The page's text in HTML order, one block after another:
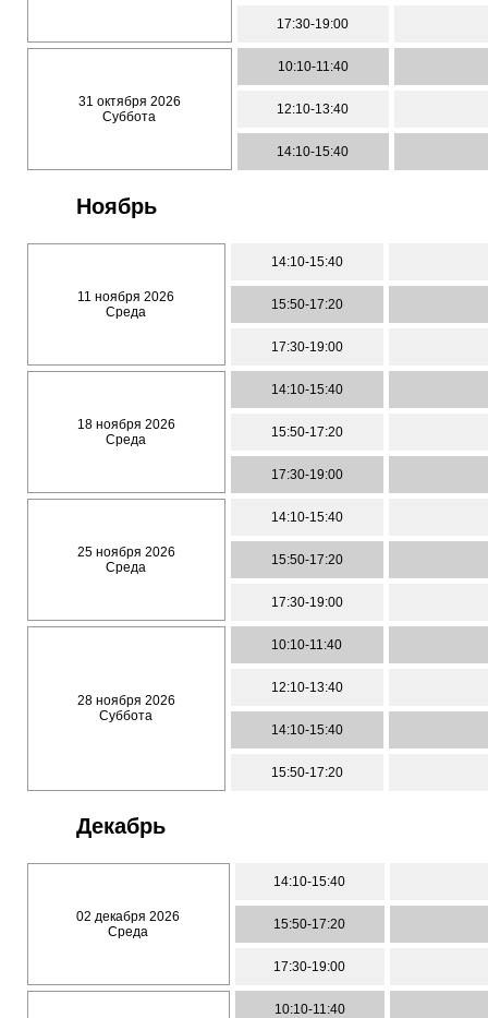
17:30-19:00
31 октября 2026
Суббота
10:10-11:40
12:10-13:40
14:10-15:40
Ноябрь
11 ноября 2026
Среда
14:10-15:40
15:50-17:20
17:30-19:00
18 ноября 2026
Среда
14:10-15:40
15:50-17:20
17:30-19:00
25 ноября 2026
Среда
14:10-15:40
15:50-17:20
17:30-19:00
28 ноября 2026
Суббота
10:10-11:40
12:10-13:40
14:10-15:40
15:50-17:20
Декабрь
02 декабря 2026
Среда
14:10-15:40
15:50-17:20
17:30-19:00
10:10-11:40